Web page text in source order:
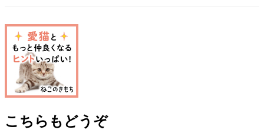
こちらもどうぞ